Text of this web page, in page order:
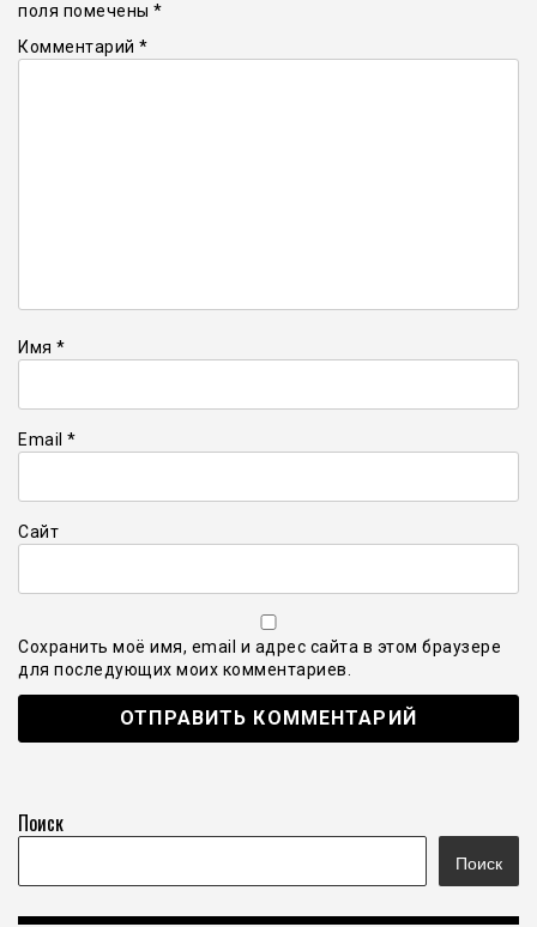
поля помечены *
Комментарий *
Имя *
Email *
Сайт
Сохранить моё имя, email и адрес сайта в этом браузере
для последующих моих комментариев.
Поиск
Поиск